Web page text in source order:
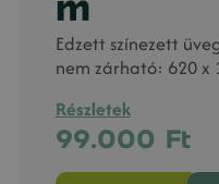
Edzett színezett
nem zárható: 620 x
Részletek
99.000 Ft